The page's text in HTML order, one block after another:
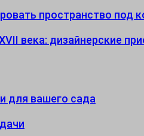
пространство под
века: дизайнерские
для вашего сада